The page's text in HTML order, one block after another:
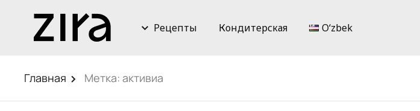
Рецепты Кондитерская Oʻzbek
Главная Метка: активиа